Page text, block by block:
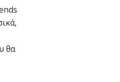
θα